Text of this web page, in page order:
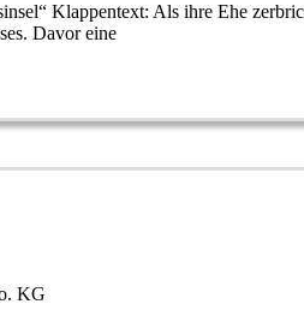
Klappentext: Als ihre Ehe
Davor eine
KG